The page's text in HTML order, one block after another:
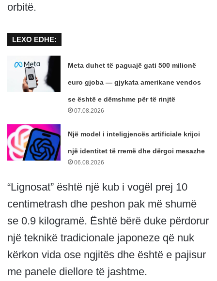
orbitë.
LEXO EDHE:
Meta duhet të paguajë gati 500 milionë
euro gjoba — gjykata amerikane vendos
se është e dëmshme për të rinjtë
07.08.2026
Një model i inteligjencës artificiale krijoi
një identitet të rremë dhe dërgoi mesazhe
06.08.2026
“Lignosat” është një kub i vogël prej 10
centimetrash dhe peshon pak më shumë
se 0.9 kilogramë. Është bërë duke përdorur
një teknikë tradicionale japoneze që nuk
kërkon vida ose ngjitës dhe është e pajisur
me panele diellore të jashtme.